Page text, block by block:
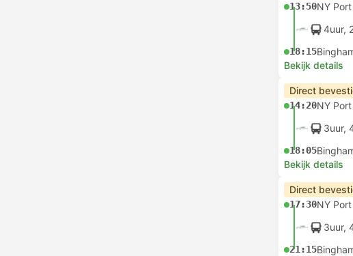
13:50NY
4uur,
18:15
Bekijk details
Direct
14:20NY
3uur,
18:05
Bekijk details
Direct
17:30NY
3uur,
21:15